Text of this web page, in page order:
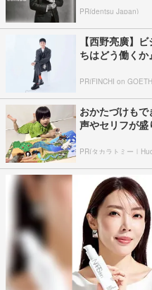
PR(dentsu Japan)
【西野亮廣】
ちはどう働くか』
PR(FINCHI on
おかたづけも
声やセリフが
PR(タカラトミー｜